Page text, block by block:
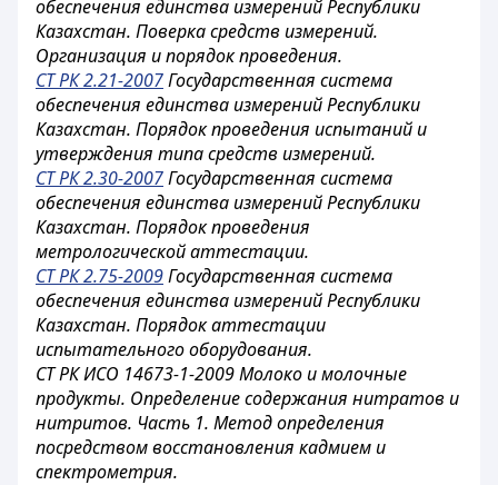
обеспечения единства измерений Республики
Казахстан. Поверка средств измерений.
Организация и порядок проведения.
СТ РК 2.21-2007Государственная система
обеспечения единства измерений Республики
Казахстан. Порядок проведения испытаний и
утверждения типа средств измерений.
СТ РК 2.30-2007Государственная система
обеспечения единства измерений Республики
Казахстан. Порядок проведения
метрологической аттестации.
СТ РК 2.75-2009Государственная система
обеспечения единства измерений Республики
Казахстан. Порядок аттестации
испытательного оборудования.
СТ РК ИСО 14673-1-2009 Молоко и молочные
продукты. Определение содержания нитратов и
нитритов. Часть 1. Метод определения
посредством восстановления кадмием и
спектрометрия.